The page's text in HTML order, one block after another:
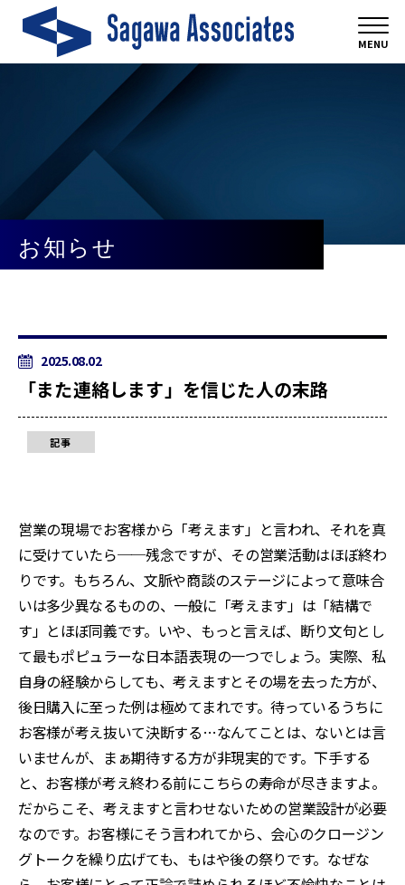
MENU
お知らせ
2025.08.02
「また連絡します」を信じた人の末路
記事
営業の現場でお客様から「考えます」と言われ、それを真
に受けていたら──残念ですが、その営業活動はほぼ終わ
りです。もちろん、文脈や商談のステージによって意味合
いは多少異なるものの、一般に「考えます」は「結構で
す」とほぼ同義です。いや、もっと言えば、断り文句とし
て最もポピュラーな日本語表現の一つでしょう。実際、私
自身の経験からしても、考えますとその場を去った方が、
後日購入に至った例は極めてまれです。待っているうちに
お客様が考え抜いて決断する…なんてことは、ないとは言
いませんが、まぁ期待する方が非現実的です。下手する
と、お客様が考え終わる前にこちらの寿命が尽きますよ。
だからこそ、考えますと言わせないための営業設計が必要
なのです。お客様にそう言われてから、会心のクロージン
グトークを繰り広げても、もはや後の祭りです。なぜな